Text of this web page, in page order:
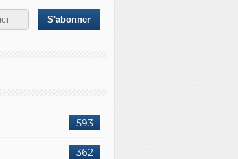
593
362